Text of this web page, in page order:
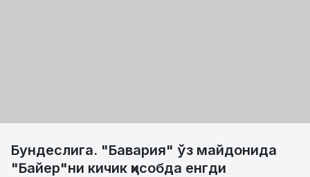
Бундеслига. "Бавария" ўз майдонида
"Байер"ни кичик ҳисобда енгди